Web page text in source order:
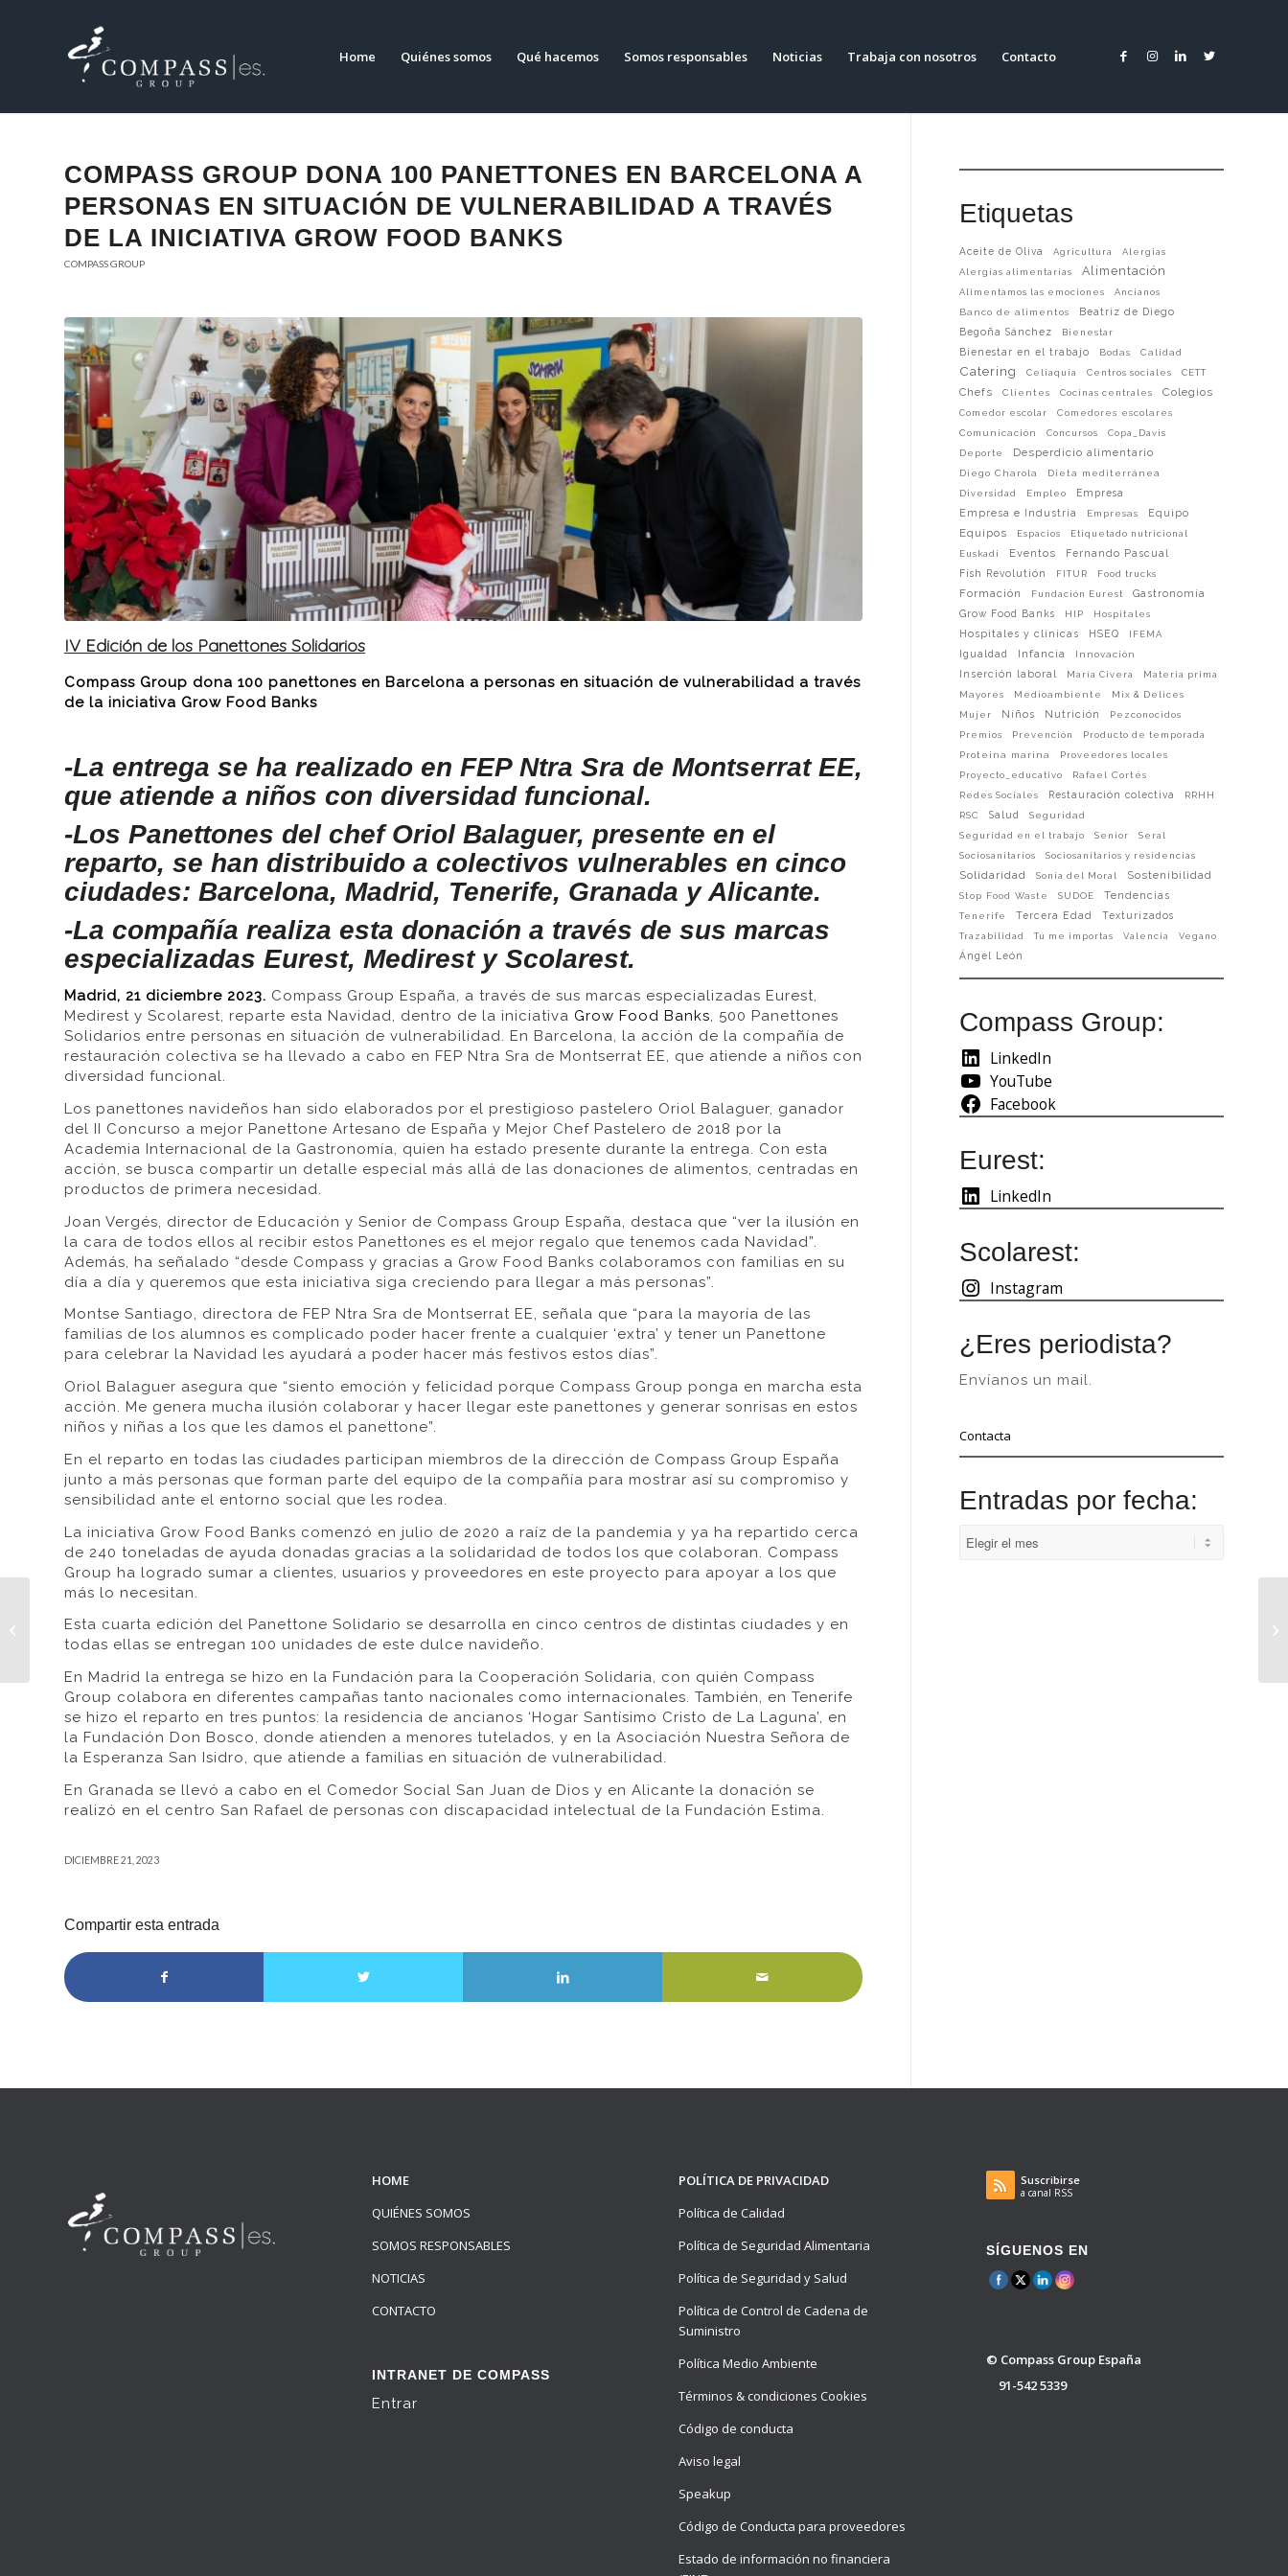
Home Quiénes somos Qué hacemos Somos responsables Noticias Trabaja con nosotros Contacto
COMPASS GROUP DONA 100 PANETTONES EN BARCELONA A
PERSONAS EN SITUACIÓN DE VULNERABILIDAD A TRAVÉS
DE LA INICIATIVA GROW FOOD BANKS
COMPASS GROUP
IV Edición de los Panettones Solidarios
Compass Group dona 100 panettones en Barcelona a personas en situación de vulnerabilidad a través
de la iniciativa Grow Food Banks
-La entrega se ha realizado en FEP Ntra Sra de Montserrat EE,
que atiende a niños con diversidad funcional.
-Los Panettones del chef Oriol Balaguer, presente en el
reparto, se han distribuido a colectivos vulnerables en cinco
ciudades: Barcelona, Madrid, Tenerife, Granada y Alicante.
-La compañía realiza esta donación a través de sus marcas
especializadas Eurest, Medirest y Scolarest.
Madrid, 21 diciembre 2023. Compass Group España, a través de sus marcas especializadas Eurest,
Medirest y Scolarest, reparte esta Navidad, dentro de la iniciativa Grow Food Banks, 500 Panettones
Solidarios entre personas en situación de vulnerabilidad. En Barcelona, la acción de la compañía de
restauración colectiva se ha llevado a cabo en FEP Ntra Sra de Montserrat EE, que atiende a niños con
diversidad funcional.
Los panettones navideños han sido elaborados por el prestigioso pastelero Oriol Balaguer, ganador
del II Concurso a mejor Panettone Artesano de España y Mejor Chef Pastelero de 2018 por la
Academia Internacional de la Gastronomía, quien ha estado presente durante la entrega. Con esta
acción, se busca compartir un detalle especial más allá de las donaciones de alimentos, centradas en
productos de primera necesidad.
Joan Vergés, director de Educación y Senior de Compass Group España, destaca que “ver la ilusión en
la cara de todos ellos al recibir estos Panettones es el mejor regalo que tenemos cada Navidad”.
Además, ha señalado “desde Compass y gracias a Grow Food Banks colaboramos con familias en su
día a día y queremos que esta iniciativa siga creciendo para llegar a más personas”.
Montse Santiago, directora de FEP Ntra Sra de Montserrat EE, señala que “para la mayoría de las
familias de los alumnos es complicado poder hacer frente a cualquier ‘extra’ y tener un Panettone
para celebrar la Navidad les ayudará a poder hacer más festivos estos días”.
Oriol Balaguer asegura que “siento emoción y felicidad porque Compass Group ponga en marcha esta
acción. Me genera mucha ilusión colaborar y hacer llegar este panettones y generar sonrisas en estos
niños y niñas a los que les damos el panettone”.
En el reparto en todas las ciudades participan miembros de la dirección de Compass Group España
junto a más personas que forman parte del equipo de la compañía para mostrar así su compromiso y
sensibilidad ante el entorno social que les rodea.
La iniciativa Grow Food Banks comenzó en julio de 2020 a raíz de la pandemia y ya ha repartido cerca
de 240 toneladas de ayuda donadas gracias a la solidaridad de todos los que colaboran. Compass
Group ha logrado sumar a clientes, usuarios y proveedores en este proyecto para apoyar a los que
más lo necesitan.
Esta cuarta edición del Panettone Solidario se desarrolla en cinco centros de distintas ciudades y en
todas ellas se entregan 100 unidades de este dulce navideño.
En Madrid la entrega se hizo en la Fundación para la Cooperación Solidaria, con quién Compass
Group colabora en diferentes campañas tanto nacionales como internacionales. También, en Tenerife
se hizo el reparto en tres puntos: la residencia de ancianos ‘Hogar Santísimo Cristo de La Laguna’, en
la Fundación Don Bosco, donde atienden a menores tutelados, y en la Asociación Nuestra Señora de
la Esperanza San Isidro, que atiende a familias en situación de vulnerabilidad.
En Granada se llevó a cabo en el Comedor Social San Juan de Dios y en Alicante la donación se
realizó en el centro San Rafael de personas con discapacidad intelectual de la Fundación Estima.
DICIEMBRE 21, 2023
Compartir esta entrada
Etiquetas
Aceite de Oliva Agricultura
Alergias
Alergias alimentarias
Alimentación
Alimentamos las emociones
Ancianos
Banco de alimentos
Beatriz de Diego
Begoña Sánchez
Bienestar
Bienestar en el trabajo Bodas Calidad
Catering Celiaquía Centros sociales CETT
Chefs Clientes Cocinas centrales Colegios
Comedor escolar
Comedores escolares
Comunicación
Concursos
Copa_Davis
Deporte
Desperdicio alimentario
Diego Charola
Dieta mediterránea
Diversidad
Empleo Empresa
Empresa e Industria Empresas Equipo
Equipos Espacios
Etiquetado nutricional
Euskadi
Eventos
Fernando Pascual
Fish Revolutión
FITUR Food trucks
Formación Fundación Eurest
Gastronomía
Grow Food Banks
HIP Hospitales
Hospitales y clínicas HSEQ IFEMA
Igualdad Infancia Innovación
Inserción laboral María Civera
Materia prima
Mayores
Medioambiente
Mix & Delices
Mujer
Niños Nutrición
Pezconocidos
Premios
Prevención
Producto de temporada
Proteina marina
Proveedores locales
Proyecto_educativo
Rafael Cortés
Redes Sociales
Restauración colectiva
RRHH
RSC
Salud
Seguridad
Seguridad en el trabajo
Senior
Seral
Sociosanitarios
Sociosanitarios y residencias
Solidaridad Sonia del Moral Sostenibilidad
Stop Food Waste SUDOE Tendencias
Tenerife Tercera Edad Texturizados
Trazabilidad Tú me importas Valencia Vegano
Ángel León
Compass Group:
LinkedIn
YouTube
Facebook
Eurest:
LinkedIn
Scolarest:
Instagram
¿Eres periodista?
Envíanos un mail.
Contacta
Entradas por fecha:
HOME
QUIÉNES SOMOS
SOMOS RESPONSABLES
NOTICIAS
CONTACTO
INTRANET DE COMPASS
Entrar
POLÍTICA DE PRIVACIDAD
Política de Calidad
Política de Seguridad Alimentaria
Política de Seguridad y Salud
Política de Control de Cadena de
Suministro
Política Medio Ambiente
Términos & condiciones Cookies
Código de conducta
Aviso legal
Speakup
Código de Conducta para proveedores
Estado de información no financiera
Suscribirse
a canal RSS
SÍGUENOS EN
© Compass Group España
91-542 5339
Compass Group dona
100 panettones en
Alicante a personas en
vulnerabilidad...